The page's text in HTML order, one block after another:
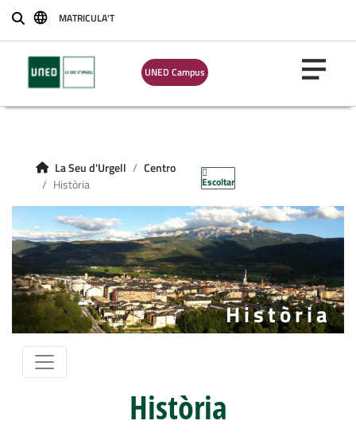
BuscarMATRICULA'T
UNED Campus
La Seu d'Urgell
Centro
Història
Escoltar
Història
Història